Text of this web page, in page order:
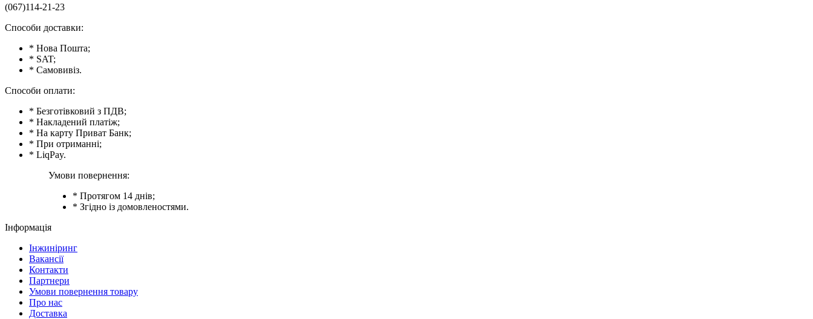
(067)114-21-23
Способи доставки:
* Нова Пошта;
* SAT;
* Самовивіз.
Способи оплати:
* Безготівковий з ПДВ;
* Накладений платіж;
* На карту Приват Банк;
* При отриманні;
* LiqPay.
Умови повернення:
* Протягом 14 днів;
* Згідно із домовленостями.
Інформація
Інжиніринг
Вакансії
Контакти
Партнери
Умови повернення товару
Про нас
Доставка